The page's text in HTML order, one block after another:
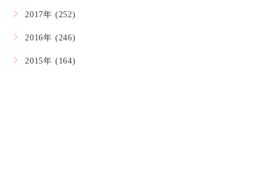
2017年 (252)
2016年 (246)
2015年 (164)